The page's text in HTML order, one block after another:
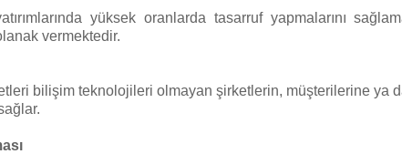
yüksek oranlarda tasarruf yapmalarını
vermektedir.
bilişim teknolojileri olmayan şirketlerin, müşterilerine ya